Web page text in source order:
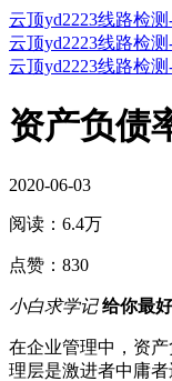
云顶yd2223线路检
云顶yd2223线路检
云顶yd2223线路检
资产负债
2020-06-03
阅读： 6.4万
点赞： 830
小白求学记 给你最
在企业管理中，资
理层是激进者中庸